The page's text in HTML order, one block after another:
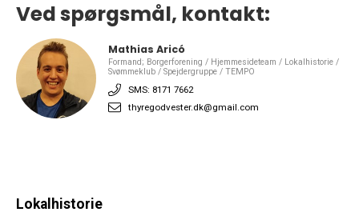
Ved spørgsmål, kontakt:
Mathias Aricó
Formand; Borgerforening / Hjemmesideteam / Lokalhistorie /
Svømmeklub / Spejdergruppe / TEMPO
SMS: 8171 7662
thyregodvester.dk@gmail.com
Lokalhistorie